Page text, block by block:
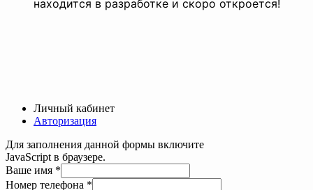
находится в разработке и скоро откроется!
Личный кабинет
Авторизация
Для заполнения данной формы включите
JavaScript в браузере.
Номер
Текст
Ваше имя *
Номер телефона *